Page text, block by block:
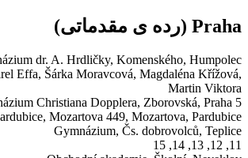
Praha (رده ی مقدماتی)
dr. A. Hrdličky, Komenského, Humpolec
Effa, Šárka Moravcová, Magdaléna Křížová,
Martin Viktora
Christiana Dopplera, Zborovská, Praha 5
Mozartova 449, Mozartova, Pardubice
Gymnázium, Čs. dobrovolců, Teplice
11, 12, 13, 14, 15